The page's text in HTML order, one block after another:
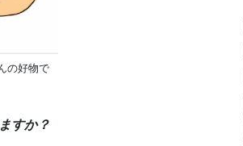
の好物で
すか？